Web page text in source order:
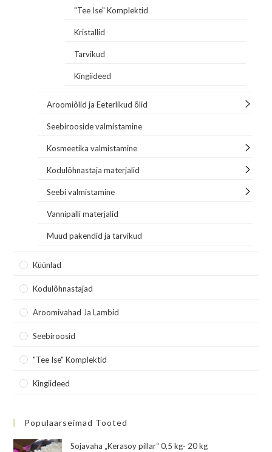
"Tee Ise" Komplektid
Kristallid
Tarvikud
Kingiideed
Aroomiõlid ja Eeterlikud õlid
Seebirooside valmistamine
Kosmeetika valmistamine
Kodulõhnastaja materjalid
Seebi valmistamine
Vannipalli materjalid
Muud pakendid ja tarvikud
Küünlad
Kodulõhnastajad
Aroomivahad Ja Lambid
Seebiroosid
"Tee Ise" Komplektid
Kingiideed
Populaarseimad Tooted
Sojavaha „Kerasoy pillar“ 0,5 kg- 20 kg